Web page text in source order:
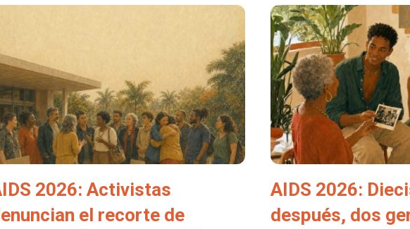
2026: Activistas
el recorte de
AIDS 2026:
después, dos